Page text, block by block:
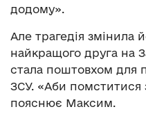
додому».
Але трагедія змінила
найкращого друга на
стала поштовхом для
ЗСУ. «Аби помститися
пояснює Максим.